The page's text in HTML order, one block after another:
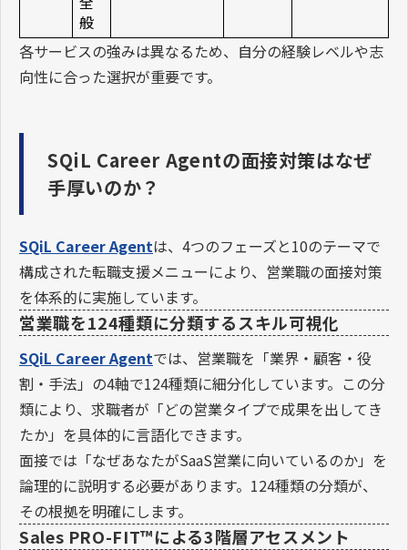
般
各サービスの強みは異なるため、自分の経験レベルや志
向性に合った選択が重要です。
SQiL Career Agentの面接対策はなぜ
手厚いのか？
SQiL Career Agentは、4つのフェーズと10のテーマで
構成された転職支援メニューにより、営業職の面接対策
を体系的に実施しています。
営業職を124種類に分類するスキル可視化
SQiL Career Agentでは、営業職を「業界・顧客・役
割・手法」の4軸で124種類に細分化しています。この分
類により、求職者が「どの営業タイプで成果を出してき
たか」を具体的に言語化できます。
面接では「なぜあなたがSaaS営業に向いているのか」を
論理的に説明する必要があります。124種類の分類が、
その根拠を明確にします。
Sales PRO-FIT™による3階層アセスメント